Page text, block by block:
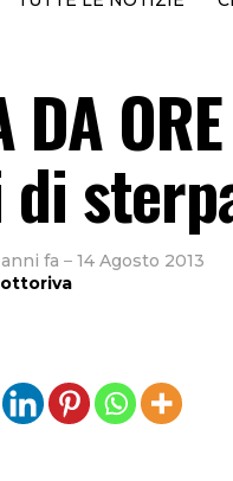
DA
di
anni fa – 14 Agosto 2013